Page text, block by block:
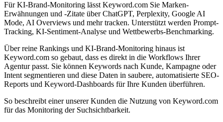
Für KI-Brand-Monitoring lässt Keyword.com Sie Marken-
Erwähnungen und -Zitate über ChatGPT, Perplexity, Google AI
Mode, AI Overviews und mehr tracken. Unterstützt werden Prompt-
Tracking, KI-Sentiment-Analyse und Wettbewerbs-Benchmarking.
Über reine Rankings und KI-Brand-Monitoring hinaus ist
Keyword.com so gebaut, dass es direkt in die Workflows Ihrer
Agentur passt. Sie können Keywords nach Kunde, Kampagne oder
Intent segmentieren und diese Daten in saubere, automatisierte SEO-
Reports und Keyword-Dashboards für Ihre Kunden überführen.
So beschreibt einer unserer Kunden die Nutzung von Keyword.com
für das Monitoring der Suchsichtbarkeit.